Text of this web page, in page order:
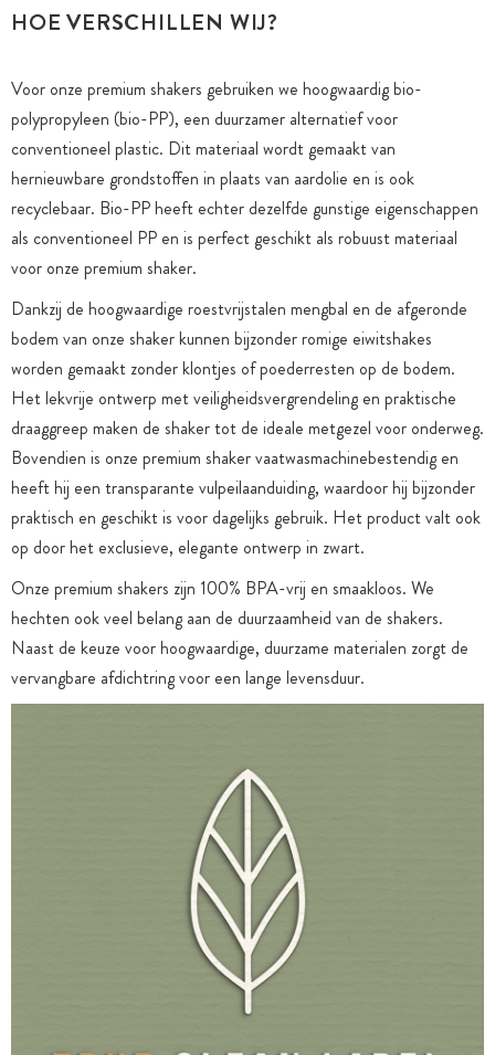
HOE VERSCHILLEN WIJ?
Voor onze premium shakers gebruiken we hoogwaardig bio-
polypropyleen (bio-PP), een duurzamer alternatief voor
conventioneel plastic. Dit materiaal wordt gemaakt van
hernieuwbare grondstoffen in plaats van aardolie en is ook
recyclebaar. Bio-PP heeft echter dezelfde gunstige eigenschappen
als conventioneel PP en is perfect geschikt als robuust materiaal
voor onze premium shaker.
Dankzij de hoogwaardige roestvrijstalen mengbal en de afgeronde
bodem van onze shaker kunnen bijzonder romige eiwitshakes
worden gemaakt zonder klontjes of poederresten op de bodem.
Het lekvrije ontwerp met veiligheidsvergrendeling en praktische
draaggreep maken de shaker tot de ideale metgezel voor onderweg.
Bovendien is onze premium shaker vaatwasmachinebestendig en
heeft hij een transparante vulpeilaanduiding, waardoor hij bijzonder
praktisch en geschikt is voor dagelijks gebruik. Het product valt ook
op door het exclusieve, elegante ontwerp in zwart.
Onze premium shakers zijn 100% BPA-vrij en smaakloos. We
hechten ook veel belang aan de duurzaamheid van de shakers.
Naast de keuze voor hoogwaardige, duurzame materialen zorgt de
vervangbare afdichtring voor een lange levensduur.